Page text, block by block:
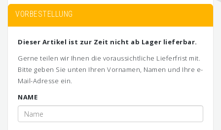
VORBESTELLUNG
Dieser Artikel ist zur Zeit nicht ab Lager lieferbar.
Gerne teilen wir Ihnen die voraussichtliche Lieferfrist mit.
Bitte geben Sie unten Ihren Vornamen, Namen und Ihre e-
Mail-Adresse ein.
NAME